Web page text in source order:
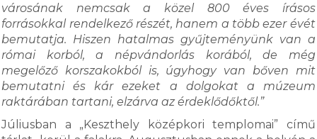
városának nemcsak a közel 800 éves írásos
forrásokkal rendelkező részét, hanem a több ezer évét
bemutatja. Hiszen hatalmas gyűjteményünk van a
római korból, a népvándorlás korából, de még
megelőző korszakokból is, úgyhogy van bőven mit
bemutatni és kár ezeket a dolgokat a múzeum
raktárában tartani, elzárva az érdeklődőktől.”
Júliusban a „Keszthely középkori templomai” című